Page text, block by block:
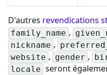
D'autres revendications
family_name ,
nickname ,
website , gender ,
locale seront